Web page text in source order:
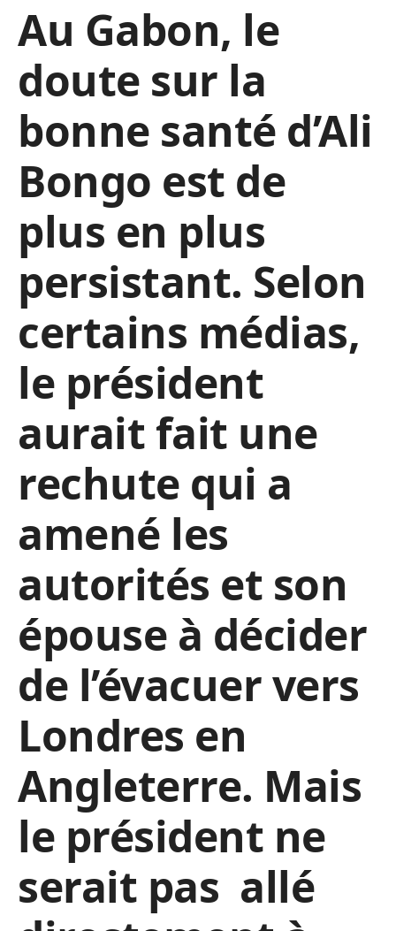
Au Gabon, le
doute sur la
bonne santé d’Ali
Bongo est de
plus en plus
persistant. Selon
certains médias,
le président
aurait fait une
rechute qui a
amené les
autorités et son
épouse à décider
de l’évacuer vers
Londres en
Angleterre. Mais
le président ne
serait pas allé